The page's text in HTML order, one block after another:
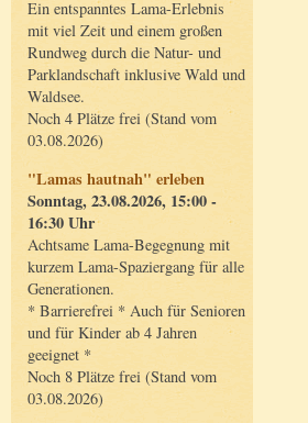
Ein entspanntes Lama-Erlebnis
mit viel Zeit und einem großen
Rundweg durch die Natur- und
Parklandschaft inklusive Wald und
Waldsee.
Noch 4 Plätze frei (Stand vom
03.08.2026)
"Lamas hautnah" erleben
Sonntag, 23.08.2026, 15:00 -
16:30 Uhr
Achtsame Lama-Begegnung mit
kurzem Lama-Spaziergang für alle
Generationen.
* Barrierefrei * Auch für Senioren
und für Kinder ab 4 Jahren
geeignet *
Noch 8 Plätze frei (Stand vom
03.08.2026)